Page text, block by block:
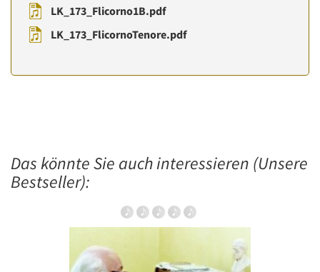
LK_173_Flicorno1B.pdf
LK_173_FlicornoTenore.pdf
Das könnte Sie auch interessieren (Unsere
Bestseller):